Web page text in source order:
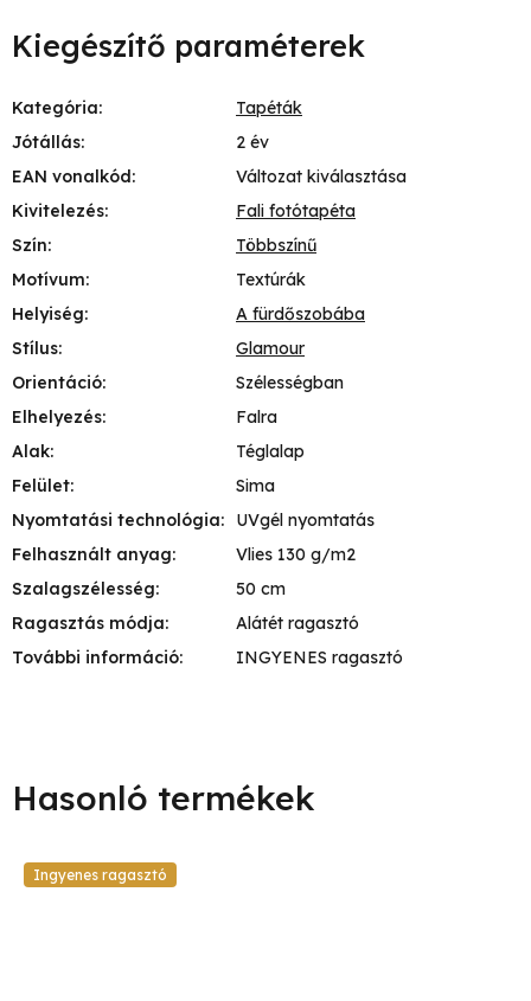
Kiegészítő paraméterek
Kategória:
Tapéták
Jótállás:
2 év
EAN vonalkód:
Változat kiválasztása
Kivitelezés:
Fali fotótapéta
Szín:
Többszínű
Motívum:
Textúrák
Helyiség:
A fürdőszobába
Stílus:
Glamour
Orientáció:
Szélességban
Elhelyezés:
Falra
Alak:
Téglalap
Felület:
Sima
Nyomtatási technológia:
UVgél nyomtatás
Felhasznált anyag:
Vlies 130 g/m2
Szalagszélesség:
50 cm
Ragasztás módja:
Alátét ragasztó
További információ: INGYENES ragasztó
Ingyenes ragasztó